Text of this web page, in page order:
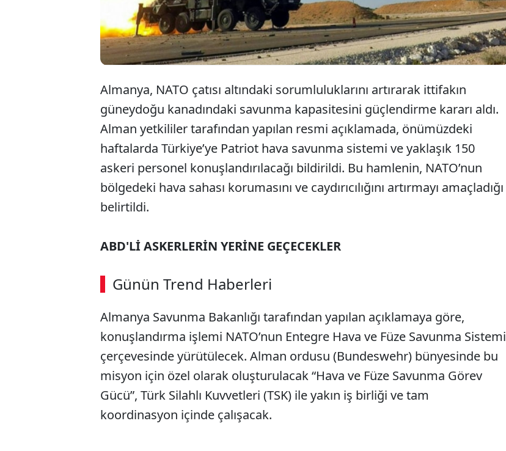
Almanya, NATO çatısı altındaki sorumluluklarını artırarak ittifakın
güneydoğu kanadındaki savunma kapasitesini güçlendirme kararı aldı.
Alman yetkililer tarafından yapılan resmi açıklamada, önümüzdeki
haftalarda Türkiye’ye Patriot hava savunma sistemi ve yaklaşık 150
askeri personel konuşlandırılacağı bildirildi. Bu hamlenin, NATO’nun
bölgedeki hava sahası korumasını ve caydırıcılığını artırmayı amaçladığı
belirtildi.
ABD'Lİ ASKERLERİN YERİNE GEÇECEKLER
Günün Trend Haberleri
Almanya Savunma Bakanlığı tarafından yapılan açıklamaya göre,
konuşlandırma işlemi NATO’nun Entegre Hava ve Füze Savunma Sistemi
çerçevesinde yürütülecek. Alman ordusu (Bundeswehr) bünyesinde bu
misyon için özel olarak oluşturulacak “Hava ve Füze Savunma Görev
Gücü”, Türk Silahlı Kuvvetleri (TSK) ile yakın iş birliği ve tam
koordinasyon içinde çalışacak.